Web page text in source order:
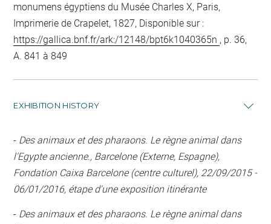
monumens égyptiens du Musée Charles X, Paris,
Imprimerie de Crapelet, 1827, Disponible sur :
https://gallica.bnf.fr/ark:/12148/bpt6k1040365n , p. 36,
A. 841 à 849
EXHIBITION HISTORY
- Des animaux et des pharaons. Le règne animal dans
l'Egypte ancienne., Barcelone (Externe, Espagne),
Fondation Caixa Barcelone (centre culturel), 22/09/2015 -
06/01/2016, étape d'une exposition itinérante
- Des animaux et des pharaons. Le règne animal dans